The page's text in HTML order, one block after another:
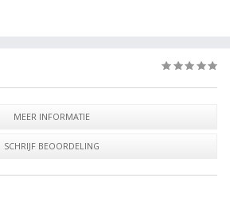
MEER INFORMATIE
SCHRIJF BEOORDELING